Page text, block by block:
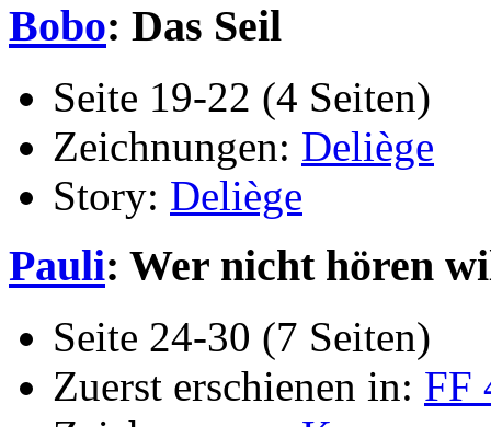
Bobo: Das Seil
Seite 19-22 (4 Seiten)
Zeichnungen: Deliège
Story: Deliège
Pauli: Wer nicht hören
Seite 24-30 (7 Seiten)
Zuerst erschienen in: FF